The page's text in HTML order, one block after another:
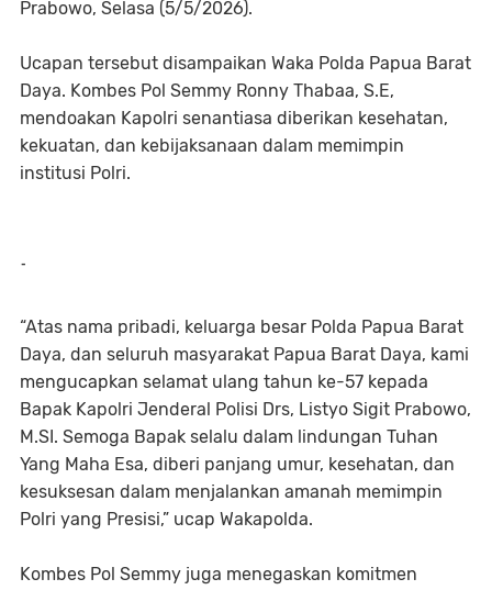
Prabowo, Selasa (5/5/2026).
Ucapan tersebut disampaikan Waka Polda Papua Barat
Daya. Kombes Pol Semmy Ronny Thabaa, S.E,
mendoakan Kapolri senantiasa diberikan kesehatan,
kekuatan, dan kebijaksanaan dalam memimpin
institusi Polri.
-
“Atas nama pribadi, keluarga besar Polda Papua Barat
Daya, dan seluruh masyarakat Papua Barat Daya, kami
mengucapkan selamat ulang tahun ke-57 kepada
Bapak Kapolri Jenderal Polisi Drs, Listyo Sigit Prabowo,
M.SI. Semoga Bapak selalu dalam lindungan Tuhan
Yang Maha Esa, diberi panjang umur, kesehatan, dan
kesuksesan dalam menjalankan amanah memimpin
Polri yang Presisi,” ucap Wakapolda.
Kombes Pol Semmy juga menegaskan komitmen